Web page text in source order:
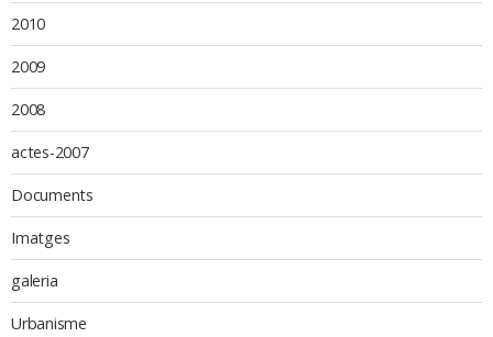
2010
2009
2008
actes-2007
Documents
Imatges
galeria
Urbanisme